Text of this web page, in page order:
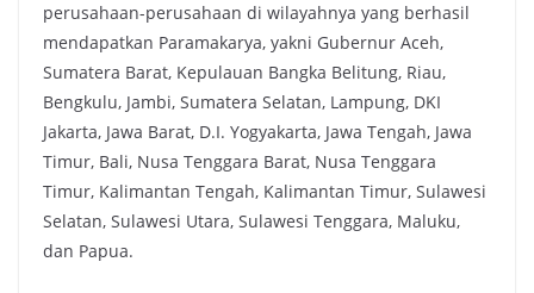
perusahaan-perusahaan di wilayahnya yang berhasil
mendapatkan Paramakarya, yakni Gubernur Aceh,
Sumatera Barat, Kepulauan Bangka Belitung, Riau,
Bengkulu, Jambi, Sumatera Selatan, Lampung, DKI
Jakarta, Jawa Barat, D.I. Yogyakarta, Jawa Tengah, Jawa
Timur, Bali, Nusa Tenggara Barat, Nusa Tenggara
Timur, Kalimantan Tengah, Kalimantan Timur, Sulawesi
Selatan, Sulawesi Utara, Sulawesi Tenggara, Maluku,
dan Papua.